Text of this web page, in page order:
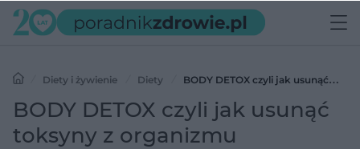
Diety i żywienie Diety
BODY DETOX czyli jak usunąć
toksyny z organizmu
BODY DETOX czyli jak usunąć
toksyny z organizmu